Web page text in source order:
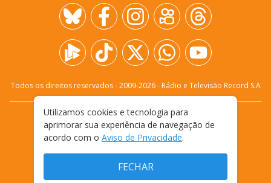
Todos os direitos reservados - 2009-2026- Rádio e Televisão Record S.A
FALE CONOSCO
PRIVACIDADE
TERMOS E CONDIÇÕES DE USO
Utilizamos cookies e tecnologia para
aprimorar sua experiência de navegação de
acordo com o Aviso de Privacidade.
FECHAR